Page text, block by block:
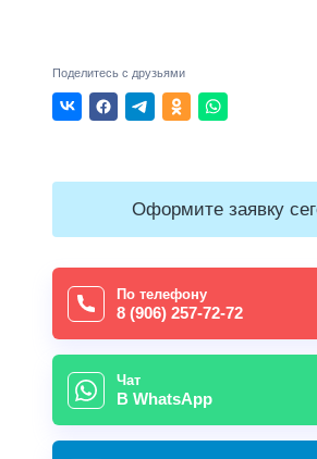
Поделитесь с друзьями
Оформите заявку
По телефону
8 (906) 257-72-72
Чат
В WhatsApp